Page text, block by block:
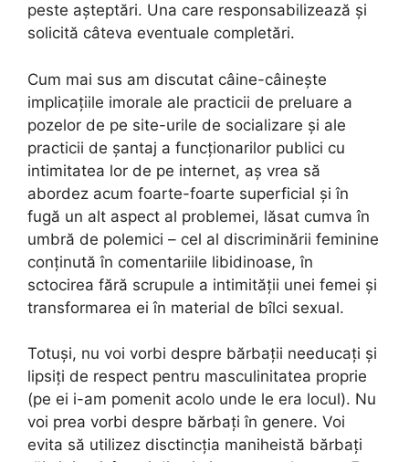
peste așteptări. Una care responsabilizează și
solicită câteva eventuale completări.
Cum mai sus am discutat câine-câinește
implicațiile imorale ale practicii de preluare a
pozelor de pe site-urile de socializare și ale
practicii de șantaj a funcționarilor publici cu
intimitatea lor de pe internet, aș vrea să
abordez acum foarte-foarte superficial și în
fugă un alt aspect al problemei, lăsat cumva în
umbră de polemici – cel al discriminării feminine
conținută în comentariile libidinoase, în
sctocirea fără scrupule a intimității unei femei și
transformarea ei în material de bîlci sexual.
Totuși, nu voi vorbi despre bărbații needucați și
lipsiți de respect pentru masculinitatea proprie
(pe ei i-am pomenit acolo unde le era locul). Nu
voi prea vorbi despre bărbați în genere. Voi
evita să utilizez disctincția maniheistă bărbați